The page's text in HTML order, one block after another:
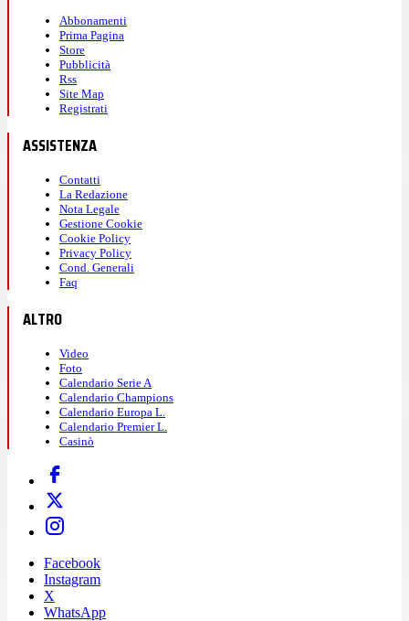
Abbonamenti
Prima Pagina
Store
Pubblicità
Rss
Site Map
Registrati
ASSISTENZA
Contatti
La Redazione
Nota Legale
Gestione Cookie
Cookie Policy
Privacy Policy
Cond. Generali
Faq
ALTRO
Video
Foto
Calendario Serie A
Calendario Champions
Calendario Europa L.
Calendario Premier L.
Casinò
Facebook
Instagram
X
WhatsApp